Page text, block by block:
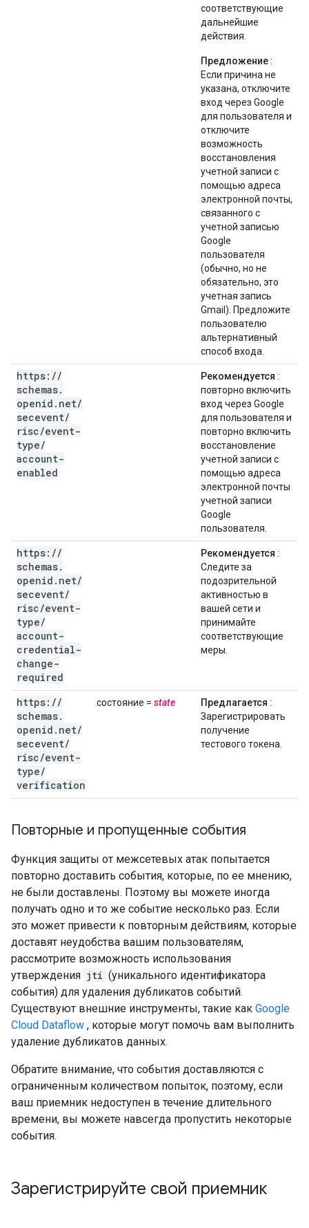
соответствующие
дальнейшие
действия.
Предложение:
Если причина не
указана, отключите
вход через Google
для пользователя и
отключите
возможность
восстановления
учетной записи с
помощью адреса
электронной почты,
связанного с
учетной записью
Google
пользователя
(обычно, но не
обязательно, это
учетная запись
Gmail). Предложите
пользователю
альтернативный
способ входа.
https: //
schemas.
openid . net/
secevent/
risc/event-
type/
account-
enabled
Рекомендуется :
повторно включить
вход через Google
для пользователя и
повторно включить
восстановление
учетной записи с
помощью адреса
электронной почты
учетной записи
Google
пользователя.
https: //
schemas.
openid . net/
secevent/
risc/event-
type/
account-
credential-
change-
required
Рекомендуется :
Следите за
подозрительной
активностью в
вашей сети и
принимайте
соответствующие
меры.
https: //
schemas.
openid . net/
secevent/
risc/event-
type/
verification
состояние = state Предлагается :
Зарегистрировать
получение
тестового токена.
Повторные и пропущенные события
Функция защиты от межсетевых атак попытается
повторно доставить события, которые, по ее мнению,
не были доставлены. Поэтому вы можете иногда
получать одно и то же событие несколько раз. Если
это может привести к повторным действиям, которые
доставят неудобства вашим пользователям,
рассмотрите возможность использования
утверждения jti (уникального идентификатора
события) для удаления дубликатов событий.
Существуют внешние инструменты, такие как Google
Cloud Dataflow , которые могут помочь вам выполнить
удаление дубликатов данных.
Обратите внимание, что события доставляются с
ограниченным количеством попыток, поэтому, если
ваш приемник недоступен в течение длительного
времени, вы можете навсегда пропустить некоторые
события.
Зарегистрируйте свой приемник